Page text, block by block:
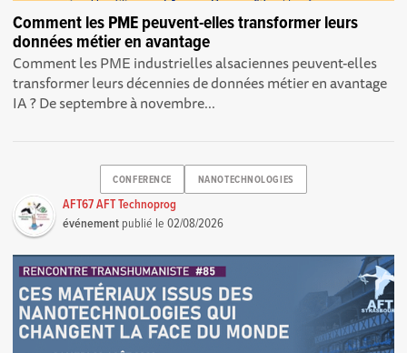
Comment les PME peuvent-elles transformer leurs
données métier en avantage
Comment les PME industrielles alsaciennes peuvent-elles
transformer leurs décennies de données métier en avantage
IA ? De septembre à novembre...
CONFERENCE NANOTECHNOLOGIES
AFT67 AFT Technoprog
événement publié le02/08/2026